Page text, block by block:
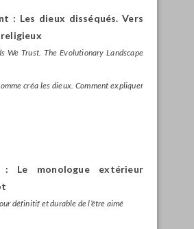
: Les dieux disséqués.Vers
religieux
We Trust. The Evolutionary Landscape
créa les dieux. Comment expliquer
: Le monologue extérieur
définitif et durable de l’être aimé